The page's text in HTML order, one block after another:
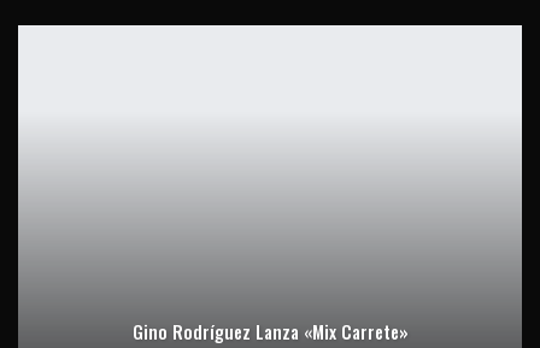
Gino Rodríguez Lanza «Mix Carrete»